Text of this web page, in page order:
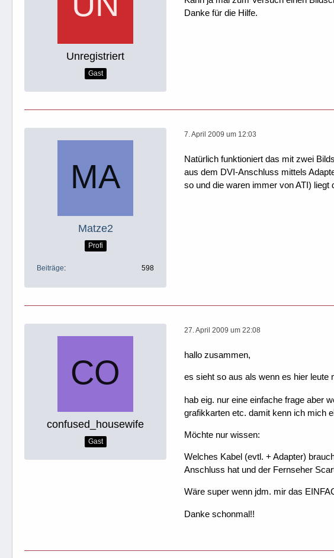
Unregistriert
Gast
Danke für die Hilfe.
Matze2
Profi
Beiträge 598
7. April 2009 um 12:03
Natürlich funktioniert das mit zwei
aus dem DVI-Anschluss mittels
so und die waren immer von ATI)
confused_housewife
Gast
27. April 2009 um 22:08
hallo zusammen,
es sieht so aus als wenn es hier leute
hab eig. nur eine einfache frage aber
grafikkarten etc. damit kenn ich mich
Möchte nur wissen:
Welches Kabel (evtl. + Adapter)
Anschluss hat und der Fernseher
Wäre super wenn jdm. mir das
Danke schonmal!!